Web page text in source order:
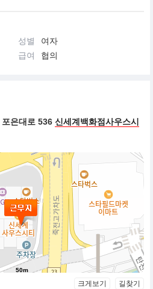
성별
여자
급여 협의
포은대로 536 신세계백화점사우스시
50m
크게보기 길찾기